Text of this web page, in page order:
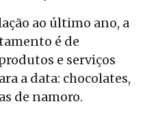
ao último ano, a
é de
e serviços
a data: chocolates,
de namoro.